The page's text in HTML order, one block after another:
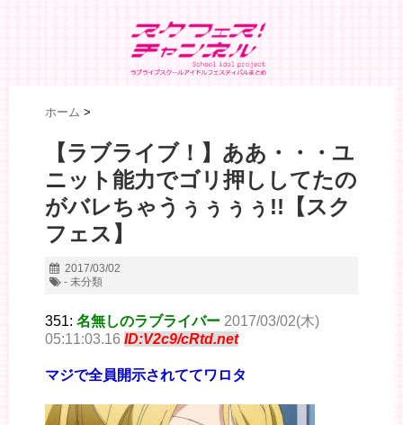
ホーム >
【ラブライブ！】ああ・・・ユ
ニット能力でゴリ押ししてたの
がバレちゃうぅぅぅぅ!!【スク
フェス】
2017/03/02
- 未分類
351: 名無しのラブライバー 2017/03/02(木)
05:11:03.16 ID:V2c9/cRtd.net
マジで全員開示されててワロタ